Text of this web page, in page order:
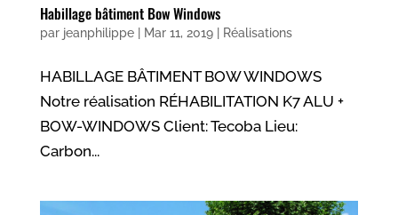
Habillage bâtiment Bow Windows
par jeanphilippe| Mar 11, 2019| Réalisations
HABILLAGE BÂTIMENT BOW WINDOWS
Notre réalisation RÉHABILITATION K7 ALU +
BOW-WINDOWS Client: Tecoba Lieu:
Carbon...